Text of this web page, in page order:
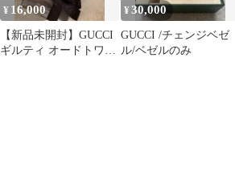
¥ 16,000
【新品未開封】GUCCI
ギルティ オードトワレ
¥30,000
GUCCI /チェンジベゼ
ル/ベゼルのみ